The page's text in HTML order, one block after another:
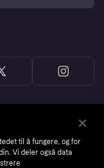
til å fungere, og for
Vi deler også data